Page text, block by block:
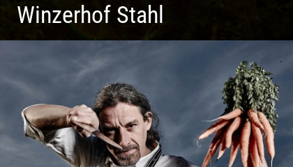
Winzerhof Stahl
Ganz neu durfte es werden. Alles. Fotos. Web. Shop.